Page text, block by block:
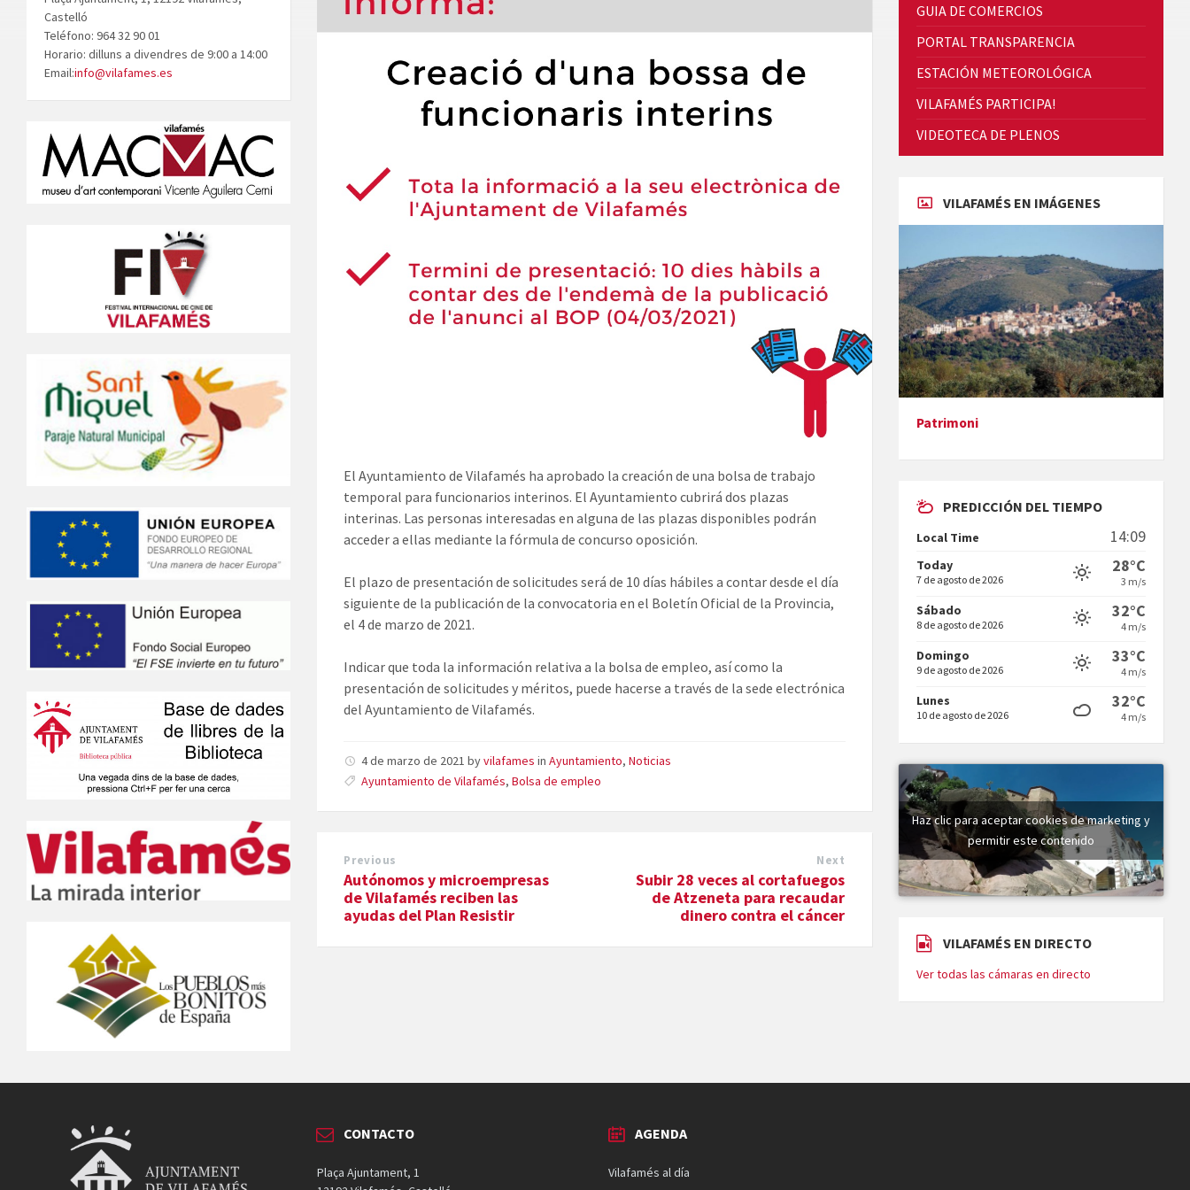
El Ayuntamiento de Vilafamés ha aprobado la creación de una bolsa de trabajo
temporal para funcionarios interinos. El Ayuntamiento cubrirá dos plazas
interinas. Las personas interesadas en alguna de las plazas disponibles podrán
acceder a ellas mediante la fórmula de concurso oposición.
El plazo de presentación de solicitudes será de 10 días hábiles a contar desde el día
siguiente de la publicación de la convocatoria en el Boletín Oficial de la Provincia,
el 4 de marzo de 2021.
Indicar que toda la información relativa a la bolsa de empleo, así como la
presentación de solicitudes y méritos, puede hacerse a través de la sede electrónica
del Ayuntamiento de Vilafamés.
4 de marzo de 2021byvilafames inAyuntamiento,Noticias
Ayuntamiento de Vilafamés,Bolsa de empleo
Previous
Autónomos y microempresas
de Vilafamés reciben las
ayudas del Plan Resistir
Next
Subir 28 veces al cortafuegos
de Atzeneta para recaudar
dinero contra el cáncer
Castelló
Teléfono: 964 32 90 01
Horario: dilluns a divendres de 9:00 a 14:00
Email:info@vilafames.es
Cicle de Cine i Dones rurals
Concerts al Museu
mare&quot;, d'Emma Zafon
En Bum
Vermuts a la Font. Hit parit
GUIA DE COMERCIOS
PORTAL TRANSPARENCIA
ESTACIÓN METEOROLÓGICA
VILAFAMÉS PARTICIPA!
VIDEOTECA DE PLENOS
VILAFAMÉS EN IMÁGENES
Patrimoni
PREDICCIÓN DEL TIEMPO
Local Time 14:09
Today
7 de agosto de 2026
28°C
3 m/s
Sábado
8 de agosto de 2026
32°C
4 m/s
Domingo
9 de agosto de 2026
33°C
4 m/s
Lunes
10 de agosto de 2026
32°C
4 m/s
Haz clic para aceptar cookies de marketing y
permitir este contenido
VILAFAMÉS EN DIRECTO
Ver todas las cámaras en directo
CONTACTO
Plaça Ajuntament, 1
AGENDA
Vilafamés al día